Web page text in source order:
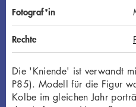
Fotograf*in
Rechte
Die 'Kniende' ist verwandt
P85). Modell für die Figur
Kolbe im gleichen Jahr